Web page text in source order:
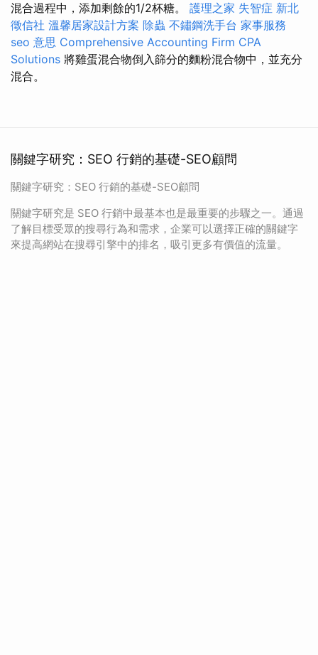
混合過程中，添加剩餘的1/2杯糖。 護理之家 失智症 新北
徵信社 溫馨居家設計方案 除蟲 不鏽鋼洗手台 家事服務
seo 意思 Comprehensive Accounting Firm CPA
Solutions 將雞蛋混合物倒入篩分的麵粉混合物中，並充分
混合。
關鍵字研究：SEO 行銷的基礎-SEO顧問
關鍵字研究：SEO 行銷的基礎-SEO顧問
關鍵字研究是 SEO 行銷中最基本也是最重要的步驟之一。通過
了解目標受眾的搜尋行為和需求，企業可以選擇正確的關鍵字
來提高網站在搜尋引擎中的排名，吸引更多有價值的流量。